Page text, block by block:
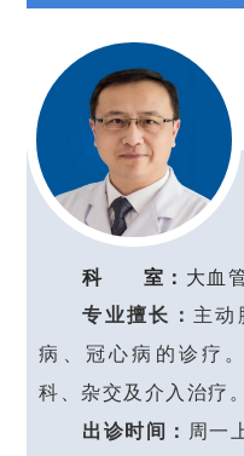
科 室： 大血
专业擅长： 主动
病、冠心病的诊疗
科、杂交及介入治疗。
出诊时间： 周一